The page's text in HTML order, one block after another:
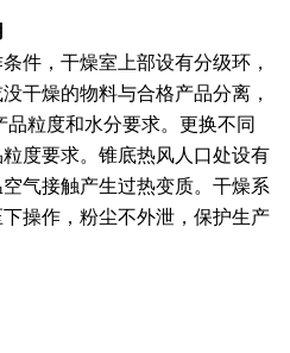
件，干燥室上部设有分级环，
干燥的物料与合格产品分离，
粒度和水分要求。更换不同
度要求。锥底热风人口处设有
气接触产生过热变质。干燥系
操作，粉尘不外泄，保护生产